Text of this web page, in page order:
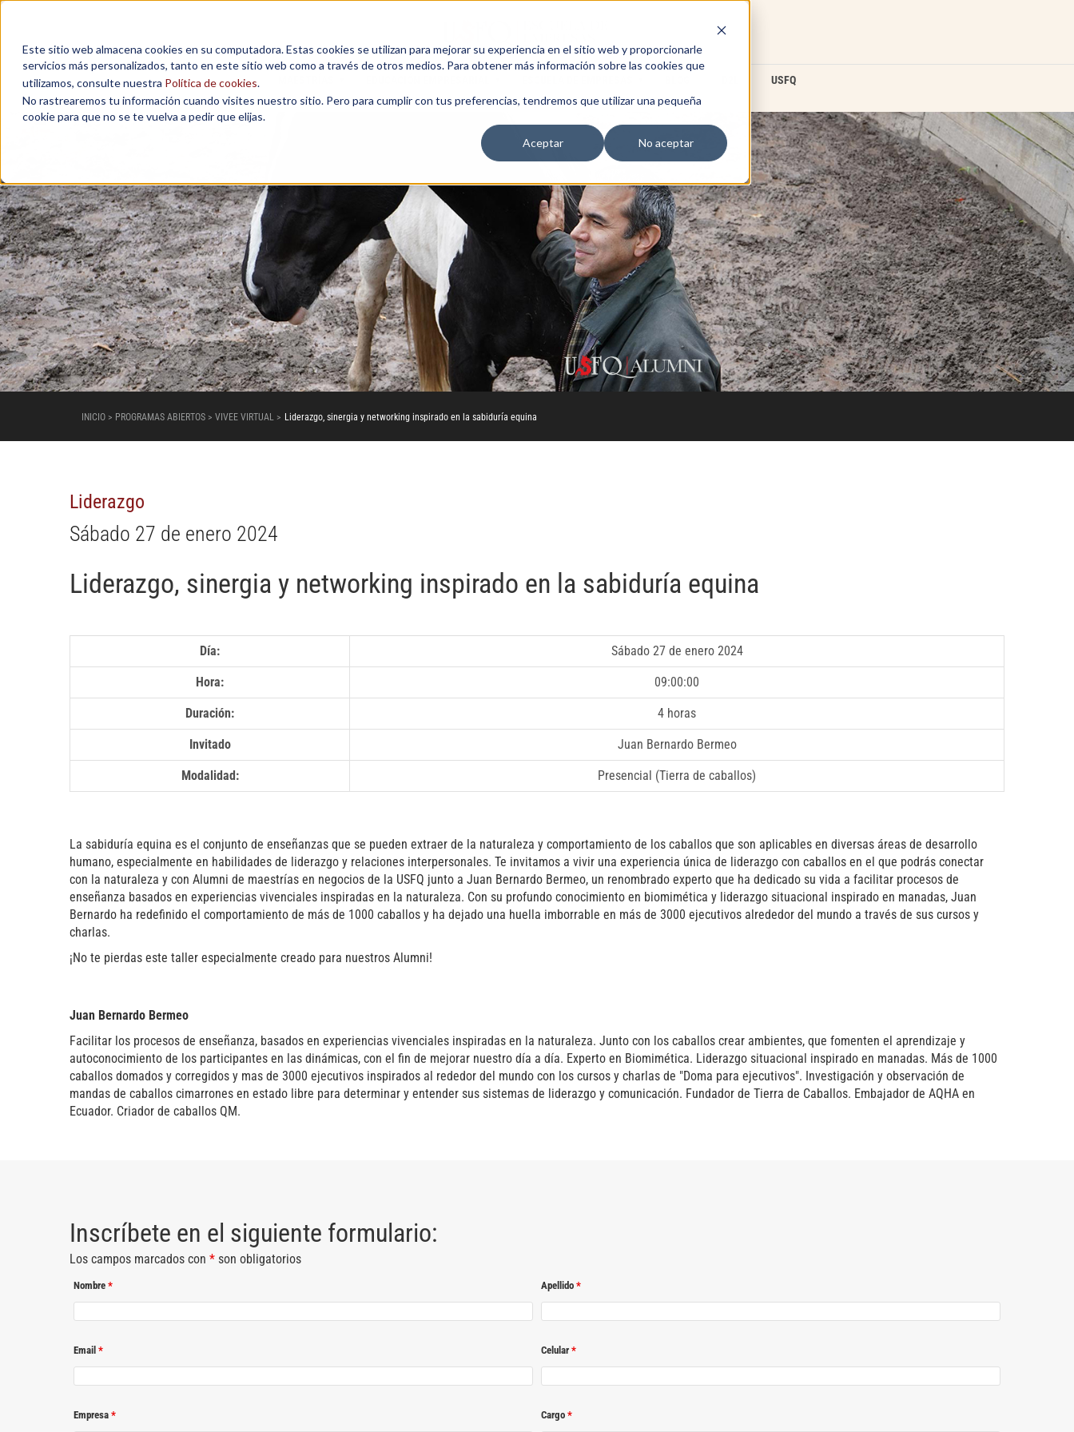
Este sitio web almacena cookies en su computadora. Estas cookies se utilizan para mejorar su experiencia en el sitio web y proporcionarle
servicios más personalizados, tanto en este sitio web como a través de otros medios. Para obtener más información sobre las cookies que
utilizamos, consulte nuestra Política de cookies.
No rastrearemos tu información cuando visites nuestro sitio. Pero para cumplir con tus preferencias, tendremos que utilizar una pequeña
cookie para que no se te vuelva a pedir que elijas.
Aceptar
No aceptar
USFQ
INICIO > PROGRAMAS ABIERTOS > VIVEE VIRTUAL > Liderazgo, sinergia y networking inspirado en la sabiduría equina
Liderazgo
Sábado 27 de enero 2024
Liderazgo, sinergia y networking inspirado en la sabiduría equina
Día: Sábado 27 de enero 2024
Hora: 09:00:00
Duración: 4 horas
Invitado Juan Bernardo Bermeo
Modalidad: Presencial (Tierra de caballos)
La sabiduría equina es el conjunto de enseñanzas que se pueden extraer de la naturaleza y comportamiento de los caballos que son aplicables en diversas áreas de desarrollo
humano, especialmente en habilidades de liderazgo y relaciones interpersonales. Te invitamos a vivir una experiencia única de liderazgo con caballos en el que podrás conectar
con la naturaleza y con Alumni de maestrías en negocios de la USFQ junto a Juan Bernardo Bermeo, un renombrado experto que ha dedicado su vida a facilitar procesos de
enseñanza basados en experiencias vivenciales inspiradas en la naturaleza. Con su profundo conocimiento en biomimética y liderazgo situacional inspirado en manadas, Juan
Bernardo ha redefinido el comportamiento de más de 1000 caballos y ha dejado una huella imborrable en más de 3000 ejecutivos alrededor del mundo a través de sus cursos y
charlas.
¡No te pierdas este taller especialmente creado para nuestros Alumni!
Juan Bernardo Bermeo
Facilitar los procesos de enseñanza, basados en experiencias vivenciales inspiradas en la naturaleza. Junto con los caballos crear ambientes, que fomenten el aprendizaje y
autoconocimiento de los participantes en las dinámicas, con el fin de mejorar nuestro día a día. Experto en Biomimética. Liderazgo situacional inspirado en manadas. Más de 1000
caballos domados y corregidos y mas de 3000 ejecutivos inspirados al rededor del mundo con los cursos y charlas de "Doma para ejecutivos". Investigación y observación de
mandas de caballos cimarrones en estado libre para determinar y entender sus sistemas de liderazgo y comunicación. Fundador de Tierra de Caballos. Embajador de AQHA en
Ecuador. Criador de caballos QM.
Inscríbete en el siguiente formulario:
Los campos marcados con * son obligatorios
Nombre * Apellido *
Email * Celular *
Empresa * Cargo *